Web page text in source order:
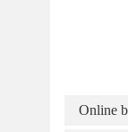
Online